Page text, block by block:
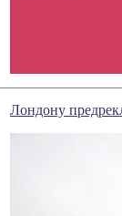
Лондону